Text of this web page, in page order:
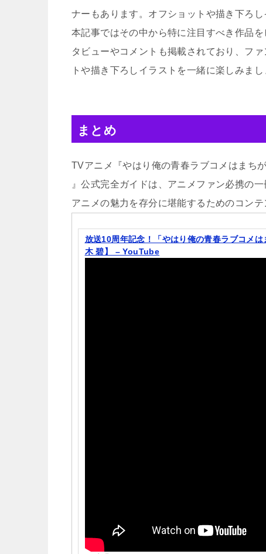
ナーもあります。オフショットや描き下ろ
本記事ではその中から特に注目すべき作品
タビューやコメントも掲載されており、フ
トや描き下ろしイラストを一緒に楽しみまし
まとめ
TVアニメ『やはり俺の青春ラブコメはまちが
』公式完全ガイドは、アニメファン必携の一
アニメの魅力を存分に堪能するためのコン
放送10周年記念！「やはり俺の青春ラブコメ
木 碧】 – YouTube